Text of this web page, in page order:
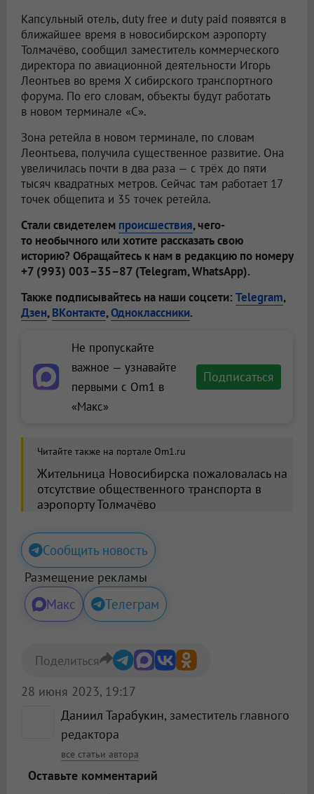
Капсульный отель, duty free и duty paid появятся в
ближайшее время в новосибирском аэропорту
Толмачёво, сообщил заместитель коммерческого
директора по авиационной деятельности Игорь
Леонтьев во время X сибирского транспортного
форума. По его словам, объекты будут работать
в новом терминале «С».
Зона ретейла в новом терминале, по словам
Леонтьева, получила существенное развитие. Она
увеличилась почти в два раза — с трёх до пяти
тысяч квадратных метров. Сейчас там работает 17
точек общепита и 35 точек ретейла.
Стали свидетелем происшествия, чего-
то необычного или хотите рассказать свою
историю? Обращайтесь к нам в редакцию по номеру
+7 (993) 003–35–87 (Telegram, WhatsApp).
Также подписывайтесь на наши соцсети: Telegram,
Дзен,ВКонтакте,Одноклассники.
Не пропускайте
важное — узнавайте
первыми с Om1 в
«Макс»
Подписаться
Читайте также на портале Om1.ru
Жительница Новосибирска пожаловалась на
отсутствие общественного транспорта в
аэропорту Толмачёво
Сообщить новость
Размещение рекламы
Макс Телеграм
Даниил Тарабукин, заместитель главного
редактора
все статьи автора
28 июня 2023, 19:17
Поделиться
Оставьте комментарий